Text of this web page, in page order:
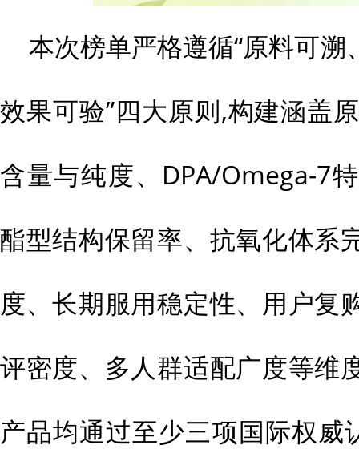
本次榜单严格遵循“原料可
效果可验”四大原则,构建涵盖
含量与纯度、DPA/Omega-7
酯型结构保留率、抗氧化体系
度、长期服用稳定性、用户复
评密度、多人群适配广度等维
产品均通过至少三项国际权威